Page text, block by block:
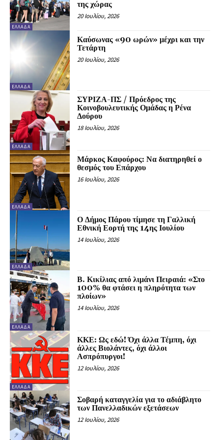
ΕΛΛΆΔΑ
της χώρας
20 Ιουλίου, 2026
ΕΛΛΆΔΑ
Καύσωνας «90 ωρών» μέχρι και την
Τετάρτη
20 Ιουλίου, 2026
ΕΛΛΆΔΑ
ΣΥΡΙΖΑ-ΠΣ / Πρόεδρος της
Κοινοβουλευτικής Ομάδας η Ρένα
Δούρου
18 Ιουλίου, 2026
ΕΛΛΆΔΑ
Μάρκος Καφούρος: Να διατηρηθεί ο
θεσμός του Επάρχου
16 Ιουλίου, 2026
ΕΛΛΆΔΑ
Ο Δήμος Πάρου τίμησε τη Γαλλική
Εθνική Εορτή της 14ης Ιουλίου
14 Ιουλίου, 2026
ΕΛΛΆΔΑ
Β. Κικίλιας από λιμάνι Πειραιά: «Στο
100% θα φτάσει η πληρότητα των
πλοίων»
14 Ιουλίου, 2026
ΕΛΛΆΔΑ
ΚΚΕ: Ως εδώ! Όχι άλλα Τέμπη, όχι
άλλες Βιολάντες, όχι άλλοι
Ασπρόπυργοι!
12 Ιουλίου, 2026
Σοβαρή καταγγελία για το αδιάβλητο
των Πανελλαδικών εξετάσεων
12 Ιουλίου, 2026